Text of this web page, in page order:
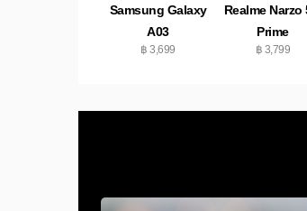
Samsung Galaxy
A03
฿ 3,699
Realme Narzo
Prime
฿ 3,799